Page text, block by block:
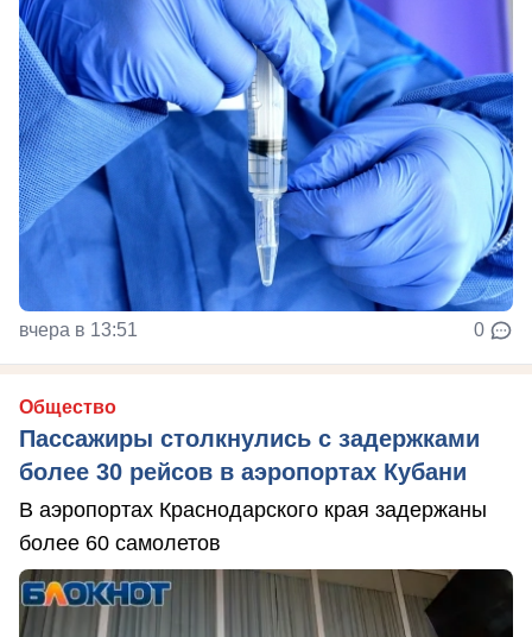
вчера в 13:51 0
Общество
Пассажиры столкнулись с задержками
более 30 рейсов в аэропортах Кубани
В аэропортах Краснодарского края задержаны
более 60 самолетов